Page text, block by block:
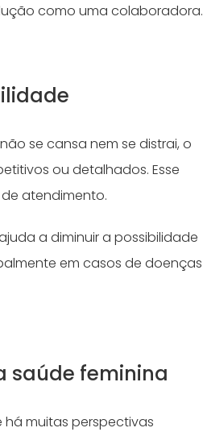
como uma colaboradora.
se cansa nem se distrai, o
ou detalhados. Esse
atendimento.
a diminuir a possibilidade
em casos de doenças
saúde feminina
muitas perspectivas